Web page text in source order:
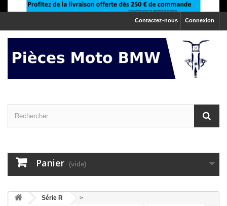
Connexion
Contactez-nous
Panier (vide)
>Série R
>